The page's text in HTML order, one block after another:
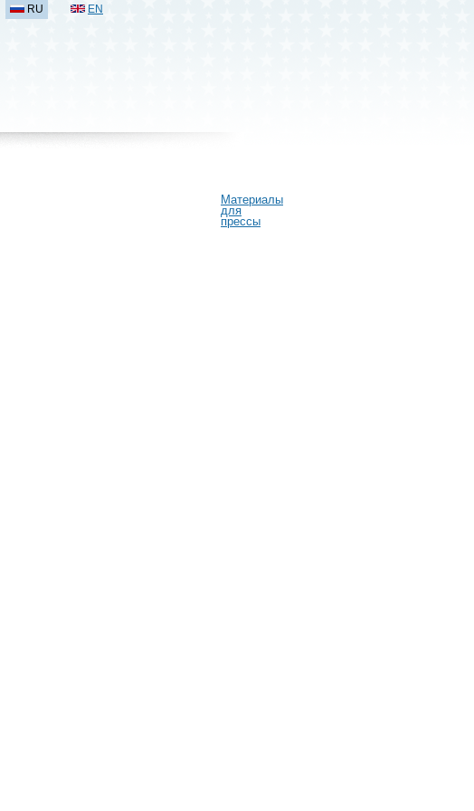
RU EN
Материалы
для
прессы